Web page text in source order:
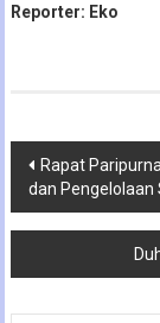
Reporter: Eko
Navigasi
pos
Rapat
dan Pengelolaan